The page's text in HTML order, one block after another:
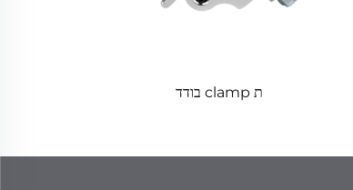
ת clamp בודד